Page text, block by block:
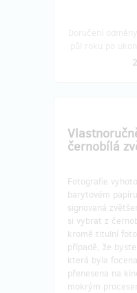
černobílá
Fotografie
barytovém
signovaná
si vybrat z
kromě titulní
případě, že
která byla
přenesena na
mokrým